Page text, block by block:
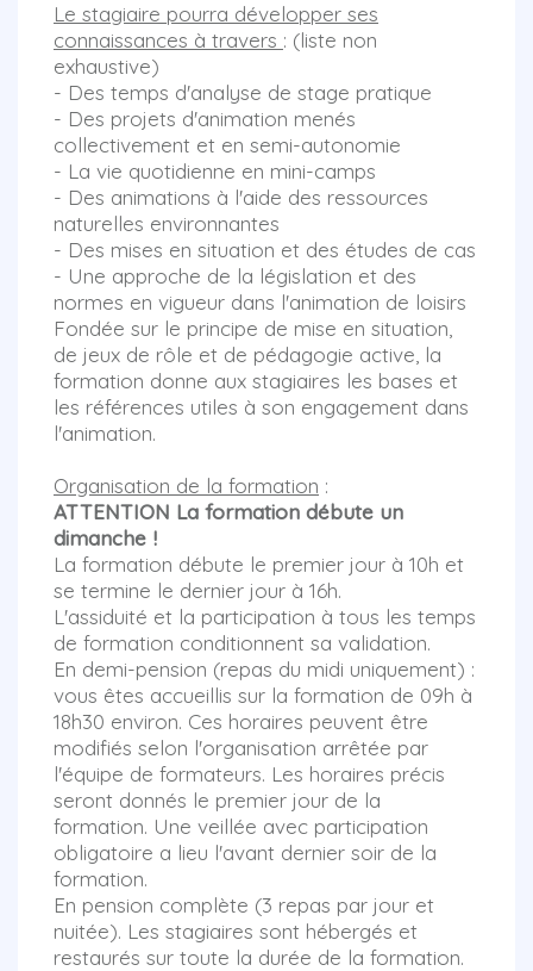
Le stagiaire pourra développer ses
connaissances à travers : (liste non
exhaustive)
- Des temps d'analyse de stage pratique
- Des projets d'animation menés
collectivement et en semi-autonomie
- La vie quotidienne en mini-camps
- Des animations à l'aide des ressources
naturelles environnantes
- Des mises en situation et des études de cas
- Une approche de la législation et des
normes en vigueur dans l'animation de loisirs
Fondée sur le principe de mise en situation,
de jeux de rôle et de pédagogie active, la
formation donne aux stagiaires les bases et
les références utiles à son engagement dans
l'animation.
Organisation de la formation :
ATTENTION La formation débute un
dimanche !
La formation débute le premier jour à 10h et
se termine le dernier jour à 16h.
L'assiduité et la participation à tous les temps
de formation conditionnent sa validation.
En demi-pension (repas du midi uniquement) :
vous êtes accueillis sur la formation de 09h à
18h30 environ. Ces horaires peuvent être
modifiés selon l'organisation arrêtée par
l'équipe de formateurs. Les horaires précis
seront donnés le premier jour de la
formation. Une veillée avec participation
obligatoire a lieu l'avant dernier soir de la
formation.
En pension complète (3 repas par jour et
nuitée). Les stagiaires sont hébergés et
restaurés sur toute la durée de la formation.